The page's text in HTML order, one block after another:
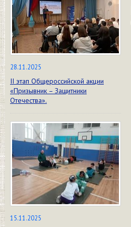
28.11.2025
II этап Общероссийской акции
«Призывник – Защитники
Отечества».
15.11.2025